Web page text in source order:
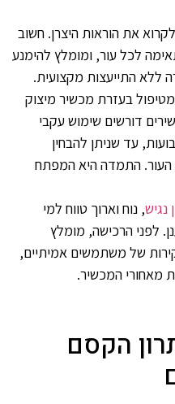
את הוראות היצרן. חשוב
לכל עור, ומומלץ להימנע
ללא התייעצות מקצועית.
בעזרת מכשיר מיצוק
דורשים שימוש עקבי
לרוב בין 6 ל-12 שבועות, עד שניתן להבחין
העור. התמדה היא המפתח
נגיש, נוח וארוך טווח למי
לפני הרכישה, מומלץ
של משתמשים אמיתיים,
מאחורי המכשיר.
הקסם